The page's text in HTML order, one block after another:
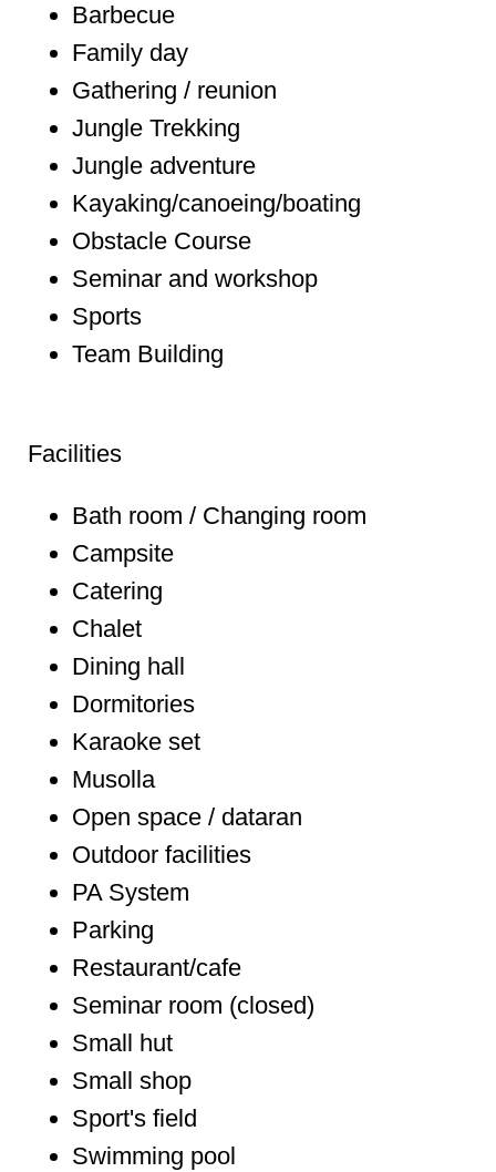
Barbecue
Family day
Gathering / reunion
Jungle Trekking
Jungle adventure
Kayaking/canoeing/boating
Obstacle Course
Seminar and workshop
Sports
Team Building
Facilities
Bath room / Changing room
Campsite
Catering
Chalet
Dining hall
Dormitories
Karaoke set
Musolla
Open space / dataran
Outdoor facilities
PA System
Parking
Restaurant/cafe
Seminar room (closed)
Small hut
Small shop
Sport's field
Swimming pool